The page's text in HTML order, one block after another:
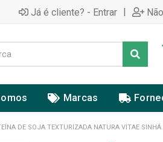
Já é cliente? - Entrar |
Marcas
DE SOJA TEXTURIZADA NATURA VITAE SINHÁ